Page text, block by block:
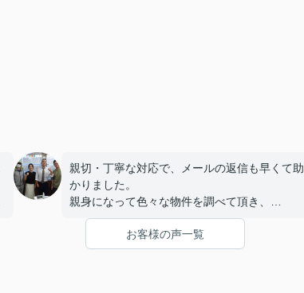
親切・丁寧な対応で、メールの返信も早くて助
かりました。
親身になって色々な物件を調べて頂き、
物件を選ぶ時のポイントの良し悪しも教えてく
とても楽しく内見することができ満足のお部屋
お客様の声一覧